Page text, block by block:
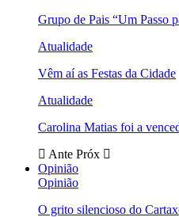
Grupo de Pais “Um Passo
Atualidade
Vêm aí as Festas da Cidade
Atualidade
Carolina Matias foi a
Ante Próx
Opinião
Opinião
O grito silencioso do